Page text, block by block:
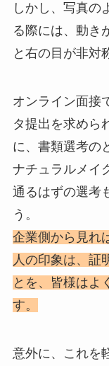
しかし、写真の
る際には、動き
と右の目が非対
オンライン面接
タ提出を求めら
に、書類選考の
ナチュラルメイ
通るはずの選考
う。
企業側から見れ
人の印象は、証
とを、皆様はよ
す。
意外に、これを